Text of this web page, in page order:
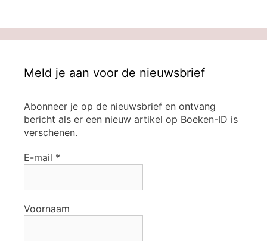
Meld je aan voor de nieuwsbrief
Abonneer je op de nieuwsbrief en ontvang
bericht als er een nieuw artikel op Boeken-ID is
verschenen.
E-mail *
Voornaam